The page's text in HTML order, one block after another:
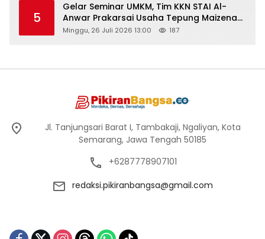
5
Gelar Seminar UMKM, Tim KKN STAI Al-
Anwar Prakarsai Usaha Tepung Maizena
di Logung
Minggu, 26 Juli 2026 13:00 187
Jl. Tanjungsari Barat I, Tambakaji, Ngaliyan, Kota
Semarang, Jawa Tengah 50185
+6287778907101
redaksi.pikiranbangsa@gmail.com